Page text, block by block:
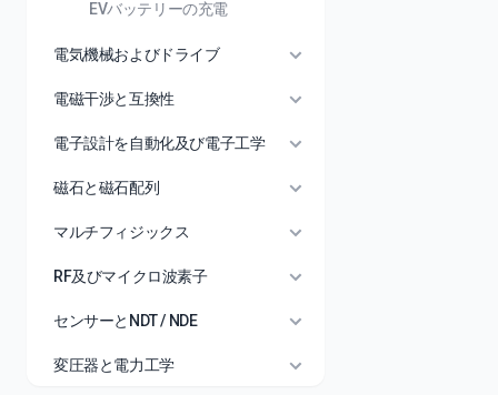
EVバッテリーの充電
電気機械およびドライブ
電磁干渉と互換性
電子設計を自動化及び電子工学
磁石と磁石配列
マルチフィジックス
RF及びマイクロ波素子
センサーとNDT / NDE
変圧器と電力工学